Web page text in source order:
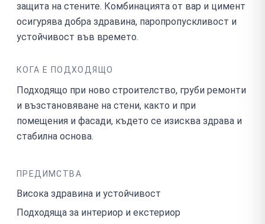
защита на стените. Комбинацията от вар и цимент
осигурява добра здравина, паропропускливост и
устойчивост във времето.
КОГА Е ПОДХОДЯЩО
Подходящо при ново строителство, груби ремонти
и възстановяване на стени, както и при
помещения и фасади, където се изисква здрава и
стабилна основа.
ПРЕДИМСТВА
Висока здравина и устойчивост
Подходяща за интериор и екстериор